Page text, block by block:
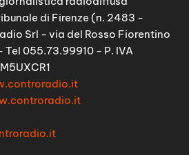
di Firenze (n. 2483 -
Srl - via del Rosso Fiorentino
055.73.99910 - P. IVA